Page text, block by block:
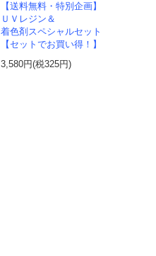
【送料無料・特別企画】
ＵＶレジン＆
着色剤スペシャルセット
【セットでお買い得！】
3,580円(税325円)